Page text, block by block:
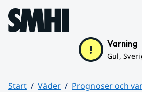
Hoppa till sidans innehåll
Varning
Gul,
Start Väder
Prognoser och